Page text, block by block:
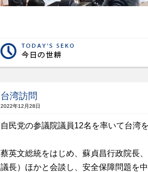
台湾訪問
2022年12月28日
自民党の参議院議員12名を率いて台湾を
蔡英文総統をはじめ、蘇貞昌行政院長
議長）ほかと会談し、安全保障問題を